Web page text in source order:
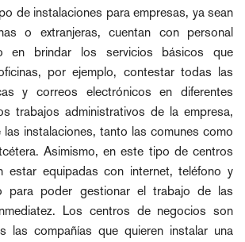
de instalaciones para empresas, ya sean
o extranjeras, cuentan con personal
en brindar los servicios básicos que
por ejemplo, contestar todas las
y correos electrónicos en diferentes
trabajos administrativos de la empresa,
las instalaciones, tanto las comunes como
Asimismo, en este tipo de centros
estar equipadas con internet, teléfono y
para poder gestionar el trabajo de las
Los centros de negocios son
las compañías que quieren instalar una